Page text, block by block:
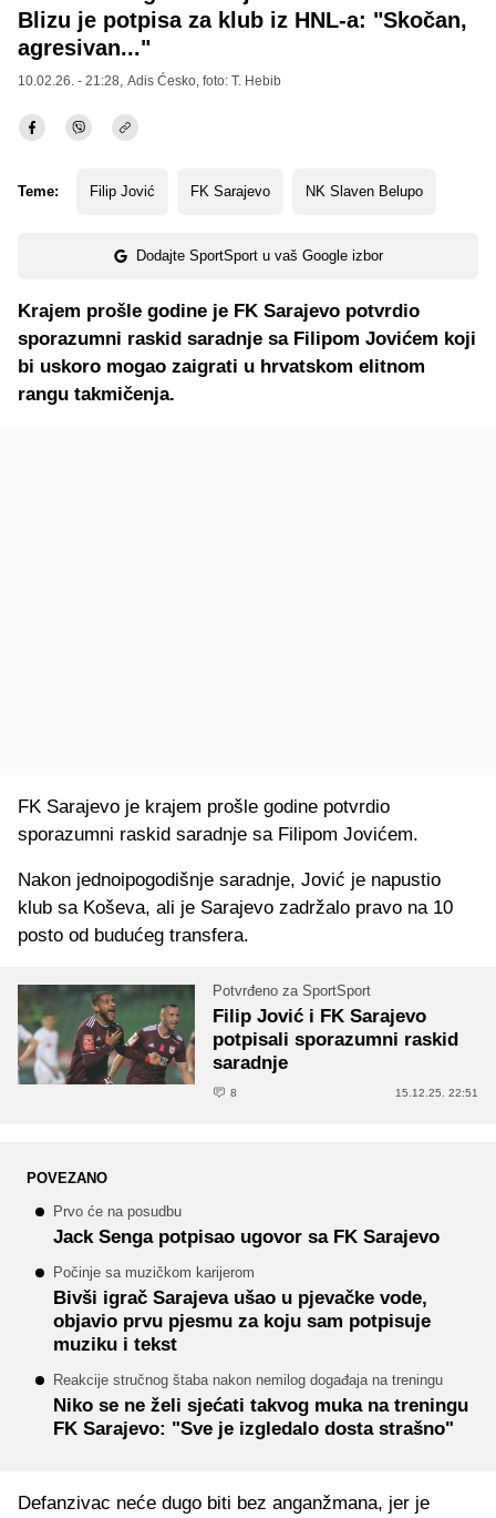
Blizu je potpisa za klub iz HNL-a: "Skočan,
agresivan..."
10.02.26. - 21:28, Adis Ćesko , foto: T. Hebib
Teme: Filip Jović FK Sarajevo NK Slaven Belupo
Dodajte SportSport u vaš Google izbor
Krajem prošle godine je FK Sarajevo potvrdio
sporazumni raskid saradnje sa Filipom Jovićem koji
bi uskoro mogao zaigrati u hrvatskom elitnom
rangu takmičenja.
FK Sarajevo je krajem prošle godine potvrdio
sporazumni raskid saradnje sa Filipom Jovićem.
Nakon jednoipogodišnje saradnje, Jović je napustio
klub sa Koševa, ali je Sarajevo zadržalo pravo na 10
posto od budućeg transfera.
Potvrđeno za SportSport
Filip Jović i FK Sarajevo
potpisali sporazumni raskid
saradnje
8 15.12.25. 22:51
POVEZANO
Prvo će na posudbu
Jack Senga potpisao ugovor sa FK Sarajevo
Počinje sa muzičkom karijerom
Bivši igrač Sarajeva ušao u pjevačke vode,
objavio prvu pjesmu za koju sam potpisuje
muziku i tekst
Reakcije stručnog štaba nakon nemilog događaja na treningu
Niko se ne želi sjećati takvog muka na treningu
FK Sarajevo: "Sve je izgledalo dosta strašno"
Defanzivac neće dugo biti bez anganžmana, jer je